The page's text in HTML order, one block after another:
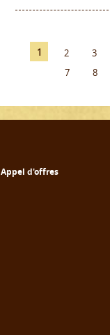
1 2 3
7
8
Appel d'offres